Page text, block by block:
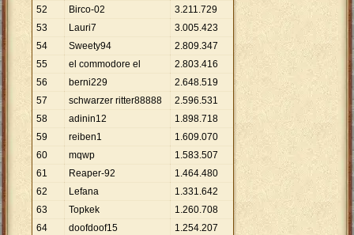
52
Birco-02 3.211.729
53
Lauri7 3.005.423
54
Sweety94 2.809.347
55
el commodore el 2.803.416
56
berni229 2.648.519
57
schwarzer ritter88888 2.596.531
58
adinin12 1.898.718
59
reiben1 1.609.070
60
mqwp 1.583.507
61
Reaper-92 1.464.480
62
Lefana 1.331.642
63
Topkek 1.260.708
64
doofdoof15 1.254.207